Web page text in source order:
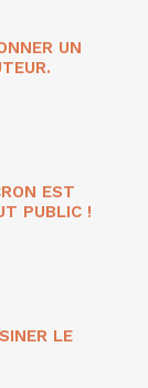
UN
EST
PUBLIC !
LE